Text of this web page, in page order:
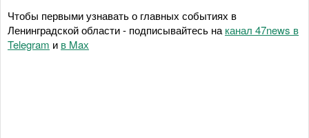
Чтобы первыми узнавать о главных событиях в
Ленинградской области - подписывайтесь на канал 47news в
Telegram и в Maх